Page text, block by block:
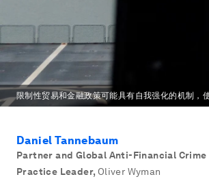
限制性贸易和金融政策可能具有自我强化的机制，
Daniel Tannebaum
Partner and Global Anti-Financial Crime
Practice Leader, Oliver Wyman